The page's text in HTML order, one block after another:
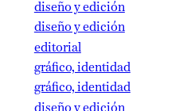
diseño y edición
diseño y edición
editorial
gráfico, identidad
gráfico, identidad
diseño y edición